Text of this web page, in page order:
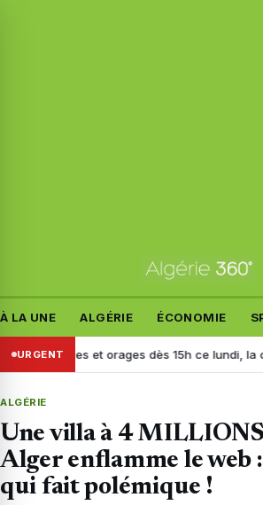
À LA UNE ALGÉRIE ÉCONOMIE
URGENTet orages dès 15h ce lundi, la canicule
ALGÉRIE
Une villa à 4
Alger enflamme le web :
qui fait polémique !